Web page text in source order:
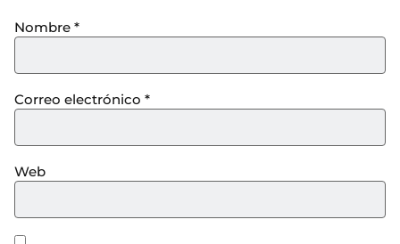
Nombre *
Correo electrónico *
Web